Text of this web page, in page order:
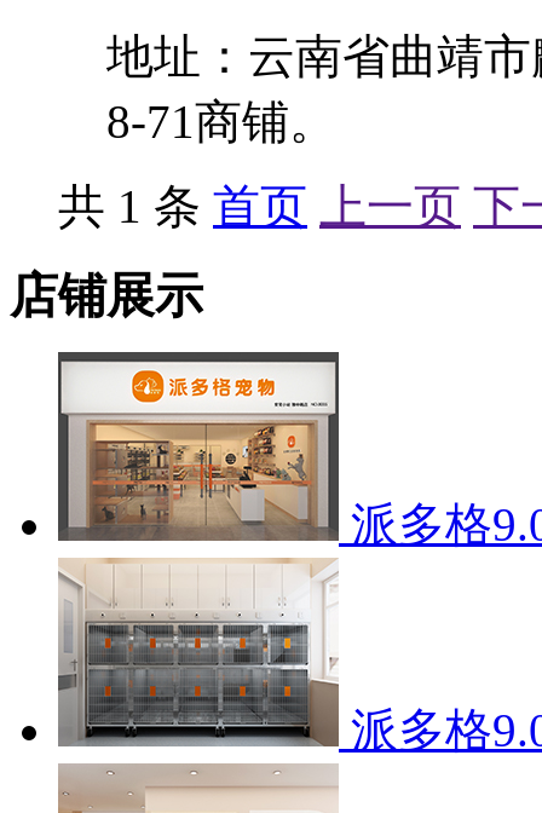
地址：云南省曲靖
8-71商铺。
共 1 条 首页 上一页 下
店铺展示
派多格
派多格